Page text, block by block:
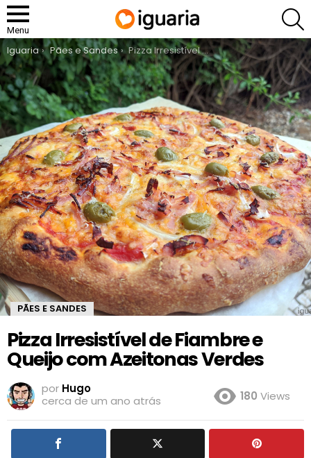
Menu
You are here:
Iguaria Pães e Sandes Pizza Irresistível de Fiambre e Queijo com Azeitonas Verdes
PÃES E SANDES
Pizza Irresistível de Fiambre e
Queijo com Azeitonas Verdes
por Hugo
cerca de um ano atrás
180 Views